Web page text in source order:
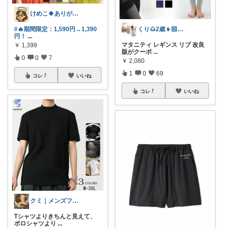
けめこ🍀ありがとうございます🤭💕
#🔥期間限定：1,590円→1,390
円！ ...
￥ 1,399
0 0 7
コレ いいね
クミ｜メンズファッションROOM
Tシャツよりきちんと見えて、
ポロシャツより ...
くり🌰2歳👧🏻ママ❀育児/洋服
マタニティ レギンス リブ 改良
版がクーポ ...
￥ 2,080
1 0 69
コレ いいね